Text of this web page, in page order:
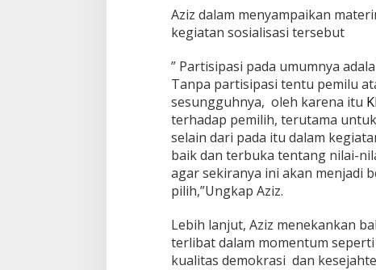
Aziz dalam menyampaikan
kegiatan sosialisasi tersebut
” Partisipasi pada umumnya
Tanpa partisipasi tentu pemilu
sesungguhnya, oleh karena itu
terhadap pemilih, terutama
selain dari pada itu dalam
baik dan terbuka tentang nilai-
agar sekiranya ini akan menjadi
pilih,”Ungkap Aziz.
Lebih lanjut, Aziz menekankan
terlibat dalam momentum
kualitas demokrasi dan